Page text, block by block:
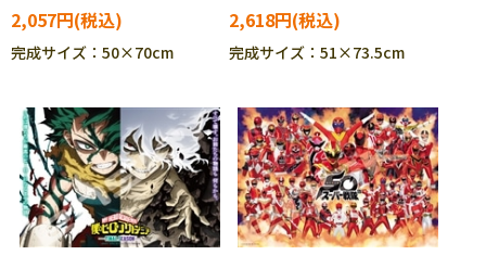
2,057円
完成サイズ：50×70cm
2,618円
完成サイズ：51×73.5cm